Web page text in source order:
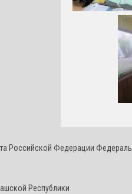
Российской Федерации
Республики